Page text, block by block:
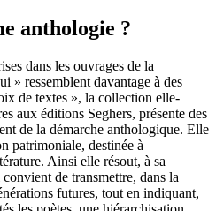
anthologie ?
dans les ouvrages de la
» ressemblent davantage à des
de textes », la collection elle-
aux éditions Seghers, présente des
de la démarche anthologique. Elle
patrimoniale, destinée à
Ainsi elle résout, à sa
de transmettre, dans la
futures, tout en indiquant,